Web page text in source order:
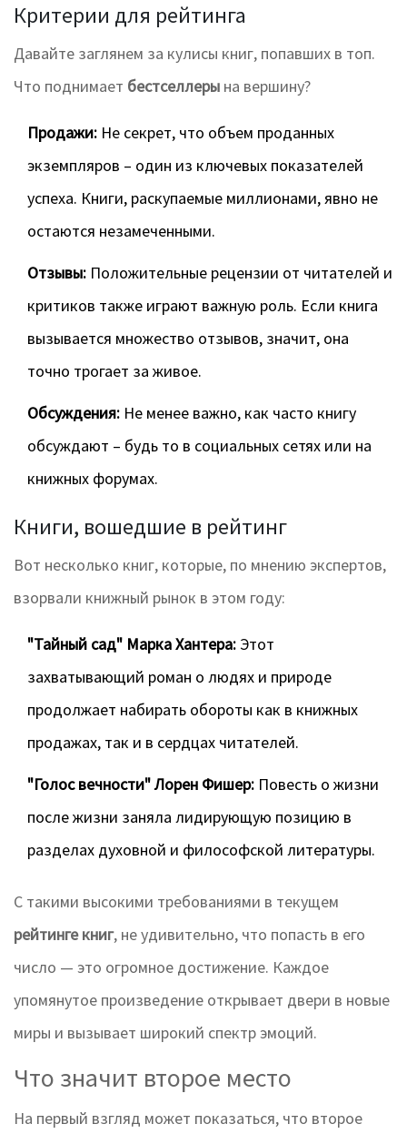
Критерии для рейтинга
Давайте заглянем за кулисы книг, попавших в топ.
Что поднимает бестселлеры на вершину?
Продажи: Не секрет, что объем проданных
экземпляров – один из ключевых показателей
успеха. Книги, раскупаемые миллионами, явно не
остаются незамеченными.
Отзывы: Положительные рецензии от читателей и
критиков также играют важную роль. Если книга
вызывается множество отзывов, значит, она
точно трогает за живое.
Обсуждения: Не менее важно, как часто книгу
обсуждают – будь то в социальных сетях или на
книжных форумах.
Книги, вошедшие в рейтинг
Вот несколько книг, которые, по мнению экспертов,
взорвали книжный рынок в этом году:
"Тайный сад" Марка Хантера: Этот
захватывающий роман о людях и природе
продолжает набирать обороты как в книжных
продажах, так и в сердцах читателей.
"Голос вечности" Лорен Фишер: Повесть о жизни
после жизни заняла лидирующую позицию в
разделах духовной и философской литературы.
С такими высокими требованиями в текущем
рейтинге книг, не удивительно, что попасть в его
число — это огромное достижение. Каждое
упомянутое произведение открывает двери в новые
миры и вызывает широкий спектр эмоций.
Что значит второе место
На первый взгляд может показаться, что второе